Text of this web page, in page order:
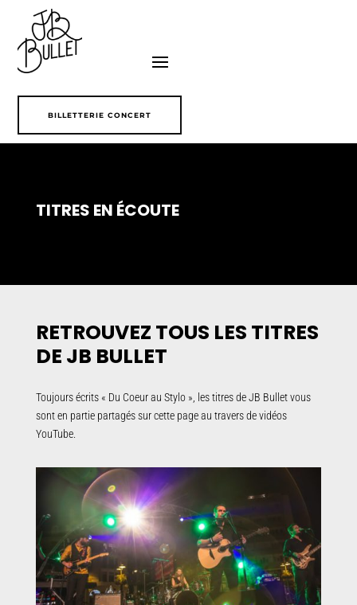
BILLETTERIE CONCERT
TITRES EN ÉCOUTE
RETROUVEZ TOUS LES TITRES
DE JB BULLET
Toujours écrits « Du Coeur au Stylo », les titres de JB Bullet vous
sont en partie partagés sur cette page au travers de vidéos
YouTube.